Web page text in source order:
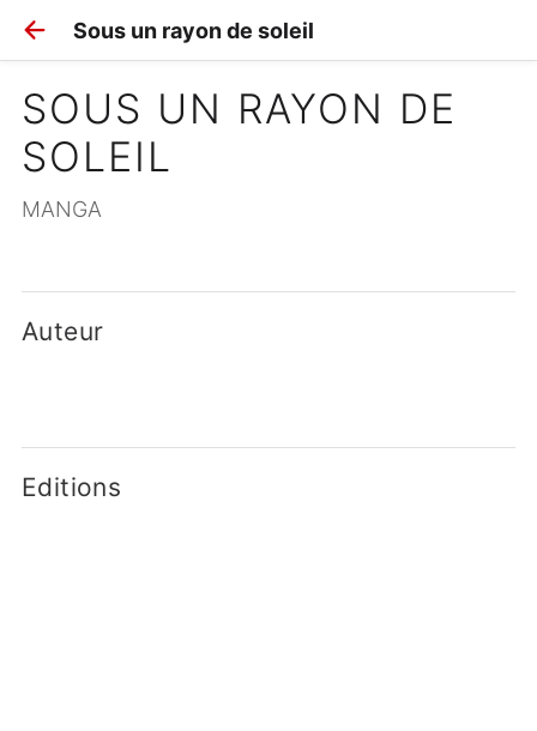
Sous un rayon de soleil
SOUS UN RAYON DE
SOLEIL
MANGA
Auteur
Editions